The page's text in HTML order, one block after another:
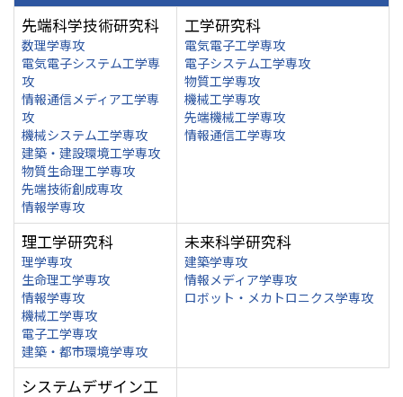
先端科学技術研究科
数理学専攻
電気電子システム工学専
攻
情報通信メディア工学専
攻
機械システム工学専攻
建築・建設環境工学専攻
物質生命理工学専攻
先端技術創成専攻
情報学専攻
工学研究科
電気電子工学専攻
電子システム工学専攻
物質工学専攻
機械工学専攻
先端機械工学専攻
情報通信工学専攻
理工学研究科
理学専攻
生命理工学専攻
情報学専攻
機械工学専攻
電子工学専攻
建築・都市環境学専攻
未来科学研究科
建築学専攻
情報メディア学専攻
ロボット・メカトロニクス学専攻
システムデザイン工